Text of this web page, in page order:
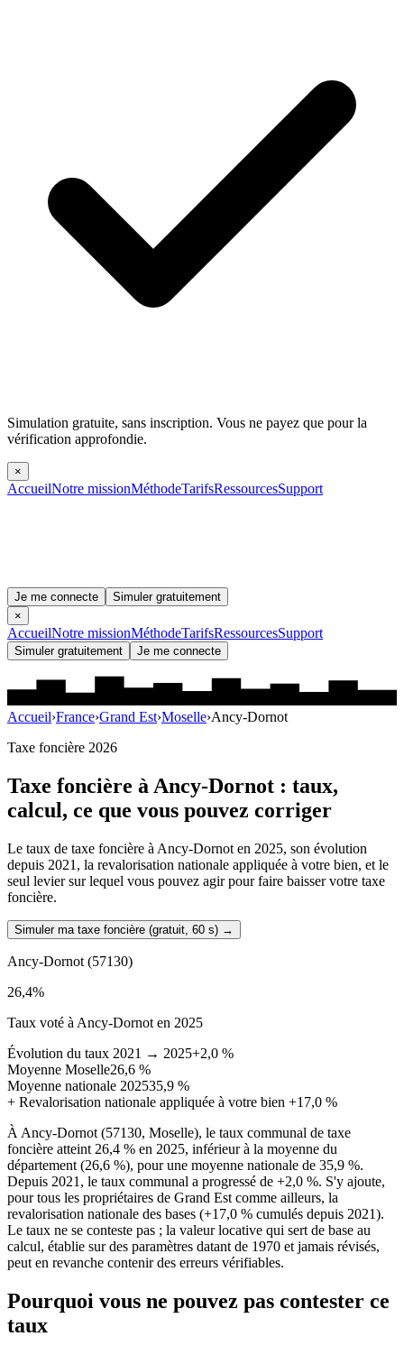
Simulation gratuite, sans inscription. Vous ne payez que pour la
vérification approfondie.
×
AccueilNotre missionMéthodeTarifsRessourcesSupport
Je me connecte
Simuler gratuitement
×
AccueilNotre missionMéthodeTarifsRessourcesSupport
Simuler gratuitement Je me connecte
Accueil›France›Grand Est›Moselle›Ancy-Dornot
Taxe foncière 2026
Taxe foncière àAncy-Dornot : taux,
calcul, ce que vous pouvez corriger
Le taux de taxe foncière à Ancy-Dornot en 2025, son évolution
depuis 2021, la revalorisation nationale appliquée à votre bien, et le
seul levier sur lequel vous pouvez agir pour faire baisser votre taxe
foncière.
Simuler ma taxe foncière (gratuit, 60 s) →
Ancy-Dornot (57130)
26,4%
Taux voté à Ancy-Dornot en 2025
Évolution du taux 2021 → 2025+2,0 %
Moyenne Moselle26,6 %
Moyenne nationale 202535,9 %
+ Revalorisation nationale appliquée à votre bien +17,0 %
À Ancy-Dornot (57130, Moselle), le taux communal de taxe
foncière atteint 26,4 % en 2025, inférieur à la moyenne du
département (26,6 %), pour une moyenne nationale de 35,9 %.
Depuis 2021, le taux communal a progressé de +2,0 %. S'y ajoute,
pour tous les propriétaires de Grand Est comme ailleurs, la
revalorisation nationale des bases (+17,0 % cumulés depuis 2021).
Le taux ne se conteste pas ; la valeur locative qui sert de base au
calcul, établie sur des paramètres datant de 1970 et jamais révisés,
peut en revanche contenir des erreurs vérifiables.
Pourquoi vous ne pouvez pas contester ce
taux